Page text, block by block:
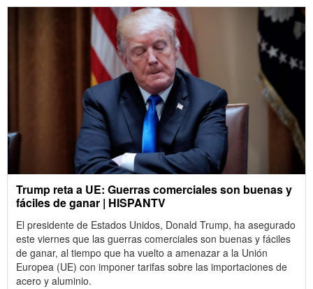
Trump reta a UE: Guerras comerciales son buenas y
fáciles de ganar | HISPANTV
El presidente de Estados Unidos, Donald Trump, ha asegurado
este viernes que las guerras comerciales son buenas y fáciles
de ganar, al tiempo que ha vuelto a amenazar a la Unión
Europea (UE) con imponer tarifas sobre las importaciones de
acero y aluminio.